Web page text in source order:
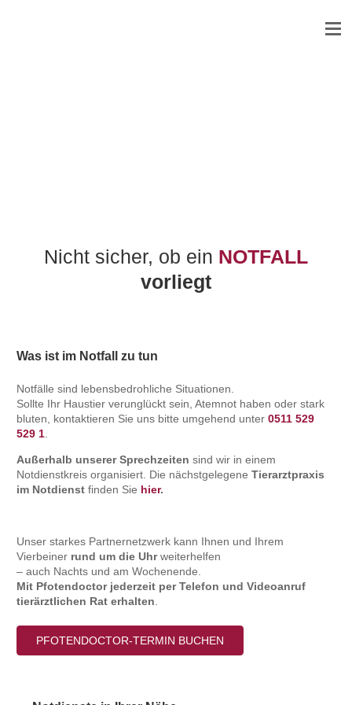
Nicht sicher, ob ein NOTFALL
vorliegt
Was ist im Notfall zu tun
Notfälle sind lebensbedrohliche Situationen.
Sollte Ihr Haustier verunglückt sein, Atemnot haben oder stark
bluten, kontaktieren Sie uns bitte umgehend unter 0511 529
529 1
Außerhalb unserer Sprechzeiten sind wir in einem
Notdienstkreis organisiert. Die nächstgelegene Tierarztpraxis
im Notdienst finden Sie hier.
Unser starkes Partnernetzwerk kann Ihnen und Ihrem
Vierbeiner rund um die Uhrweiterhelfen
– auch Nachts und am Wochenende.
Mit Pfotendoctor jederzeit per Telefon und Videoanruf
tierärztlichen Rat erhalten
PFOTENDOCTOR-TERMIN BUCHEN